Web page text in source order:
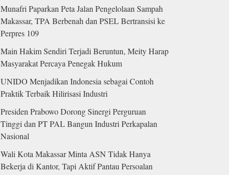
Munafri Paparkan Peta Jalan Pengelolaan Sampah
Makassar, TPA Berbenah dan PSEL Bertransisi ke
Perpres 109
Main Hakim Sendiri Terjadi Beruntun, Meity Harap
Masyarakat Percaya Penegak Hukum
UNIDO Menjadikan Indonesia sebagai Contoh
Praktik Terbaik Hilirisasi Industri
Presiden Prabowo Dorong Sinergi Perguruan
Tinggi dan PT PAL Bangun Industri Perkapalan
Nasional
Wali Kota Makassar Minta ASN Tidak Hanya
Bekerja di Kantor, Tapi Aktif Pantau Persoalan